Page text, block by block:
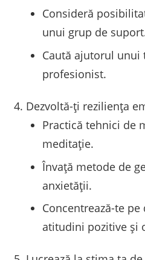
Consideră
unui grup de
Caută ajutorul unui
profesionist.
Dezvoltă-ți reziliența
Practică tehnici de
meditație.
Învață metode de
anxietății.
Concentrează-te
atitudini pozitive și